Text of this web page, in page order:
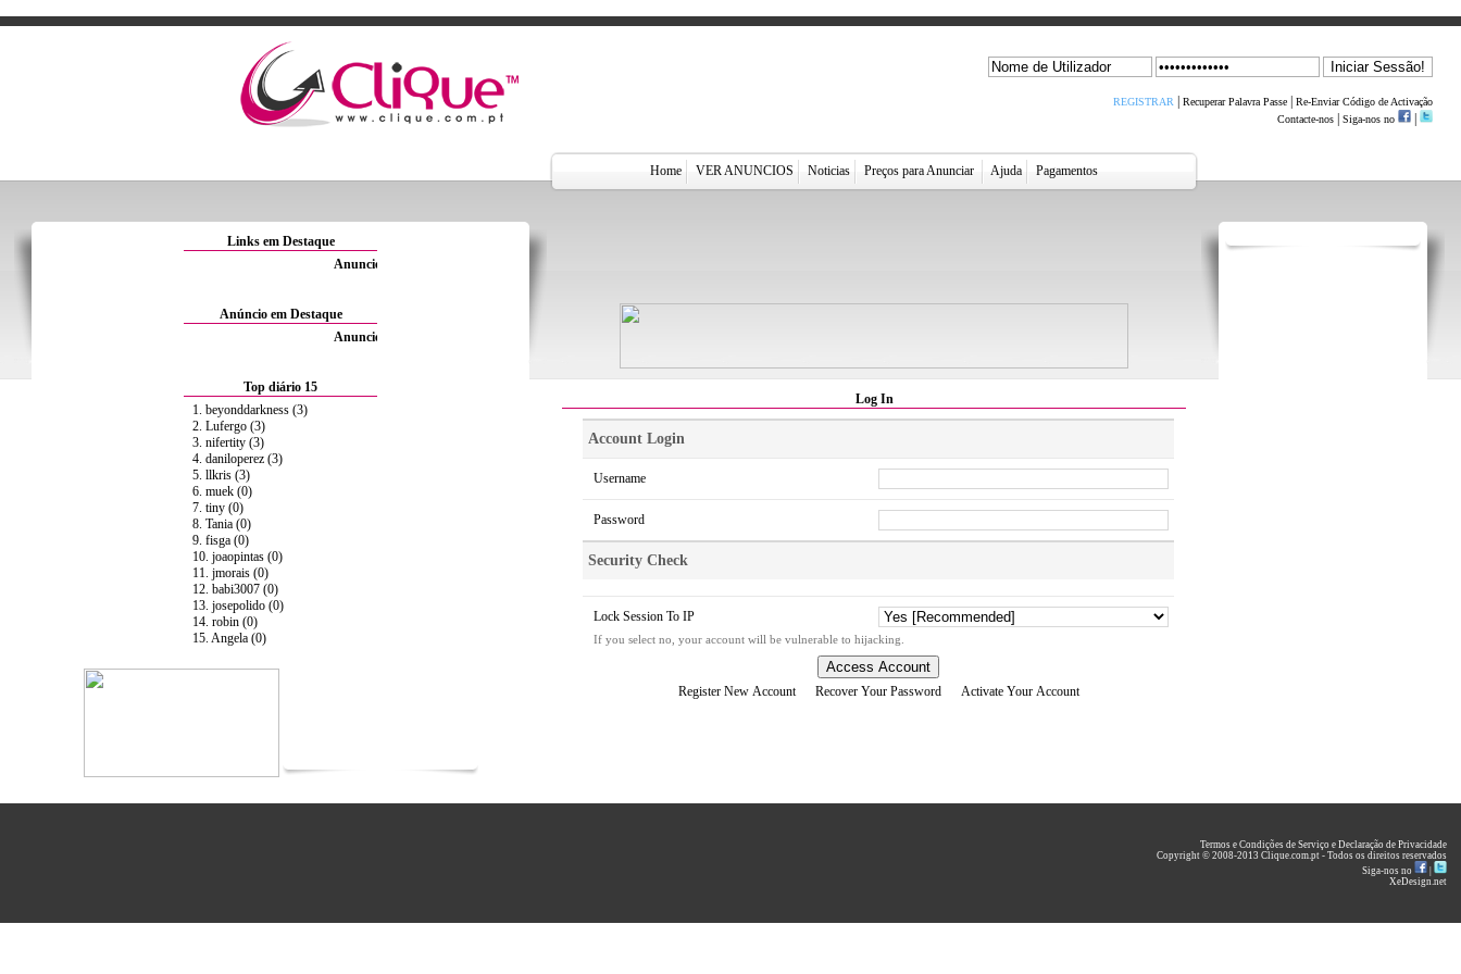
REGISTRAR Recuperar Palavra Passe
Re-Enviar Código de Activação
Contacte-nos
Siga-nos no
Home VER ANUNCIOS Noticias Preços para Anunciar Ajuda Pagamentos
Links em Destaque
Anuncie Aqui por 1.5€/Mês
Anúncio em Destaque
Anuncie Aqui por 1.5€/Mês
Top diário 15
1. beyonddarkness (3)
2. Lufergo (3)
3. nifertity (3)
4. daniloperez (3)
5. llkris (3)
6. muek (0)
7. tiny (0)
8. Tania (0)
9. fisga (0)
10. joaopintas (0)
11. jmorais (0)
12. babi3007 (0)
13. josepolido (0)
14. robin (0)
15. Angela (0)
Log In
Account Login
Username
Password
Security Check
Lock Session To IP
If you select no, your account will be vulnerable to hijacking.
Access Account
Register New Account Recover Your Password Activate Your Account
Termos e Condições de Serviço e Declaração de Privacidade
Copyright © 2008-2013 Clique.com.pt - Todos os direitos reservados
Siga-nos no
XeDesign.net